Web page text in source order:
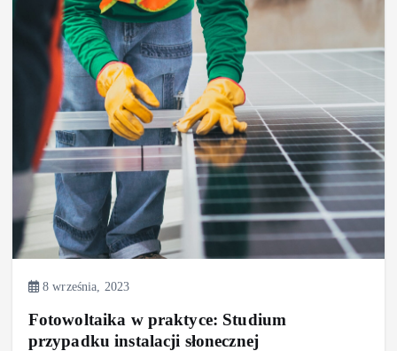
8 września, 2023
Fotowoltaika w praktyce: Studium
przypadku instalacji słonecznej